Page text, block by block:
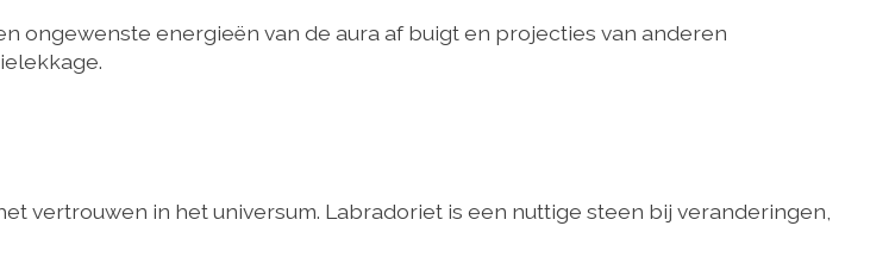
ongewenste energieën van de aura af buigt en projecties van anderen
vertrouwen in het universum. Labradoriet is een nuttige steen bij veranderingen,